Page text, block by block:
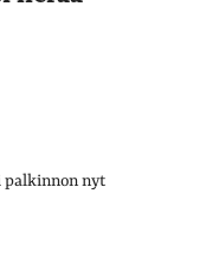
palkinnon nyt